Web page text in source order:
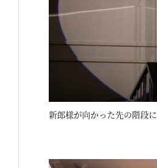
新郎様が向かった先の階段